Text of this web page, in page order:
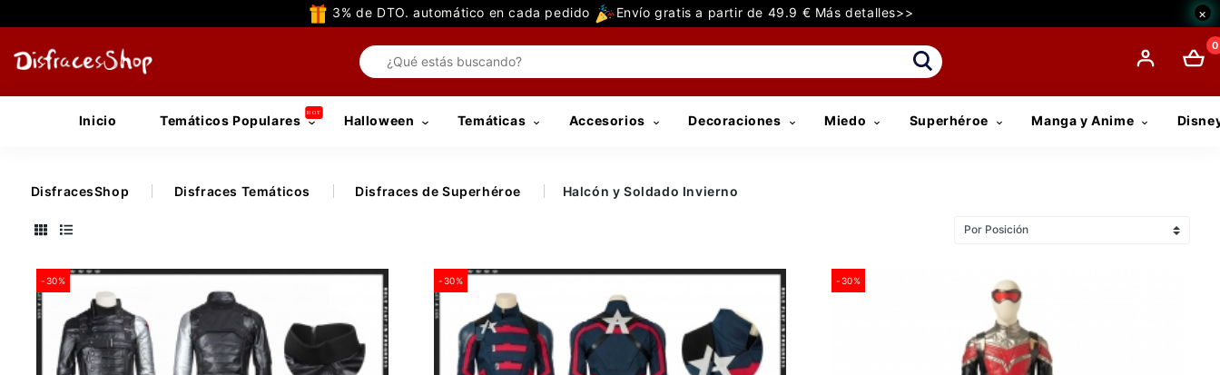
3% de DTO. automático en cada pedido Envío gratis a partir de 49.9 € Más detalles>> ×
0
Inicio Temáticos Populares Halloween Temáticas Accesorios Decoraciones Miedo Superhéroe Manga y Anime
DisfracesShop Disfraces Temáticos Disfraces de Superhéroe Halcón y Soldado Invierno
-30% -30% -30%